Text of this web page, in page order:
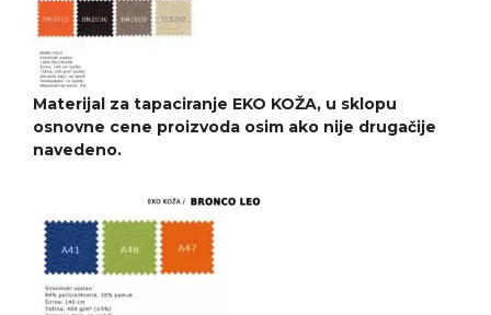
Materijal za tapaciranje EKO KOŽA, u sklopu
osnovne cene proizvoda osim ako nije drugačije
navedeno.